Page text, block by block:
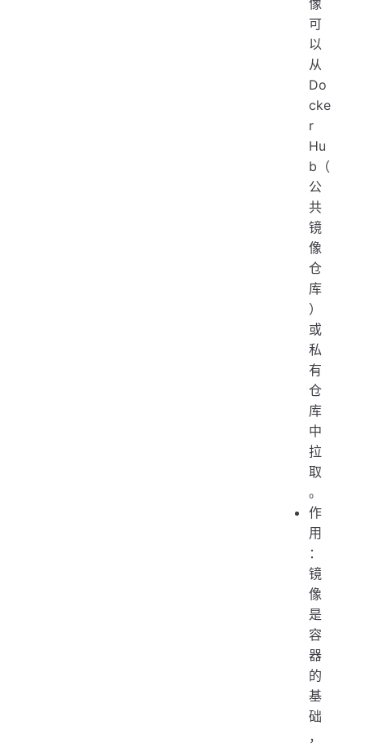
可
以
从
Do
cke
r
Hu
b（
公
共
镜
像
仓
库
）
或
私
有
仓
库
中
拉
取
。
作
用
：
镜
像
是
容
器
的
基
础
，